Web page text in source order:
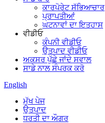
ਕਾਰਪੋਰੇਟ ਸੱਭਿਆਚਾਰ
ਪ੍ਰਾਪਤੀਆਂ
ਘਟਨਾਵਾਂ ਦਾ ਇਤਹਾਸ
ਵੀਡੀਓ
ਕੰਪਨੀ ਵੀਡੀਓ
ਉਤਪਾਦ ਵੀਡੀਓ
ਅਕਸਰ ਪੁੱਛੇ ਜਾਂਦੇ ਸਵਾਲ
ਸਾਡੇ ਨਾਲ ਸੰਪਰਕ ਕਰੋ
English
ਮੁੱਖ ਪੇਜ
ਉਤਪਾਦ
ਧਰਤੀ ਦਾ ਔਗਰ